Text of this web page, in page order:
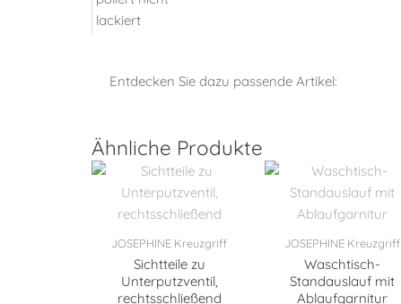
Entdecken Sie dazu passende Artikel:
Ähnliche Produkte
JOSEPHINE Kreuzgriff
Sichtteile zu
Unterputzventil,
rechtsschließend
JOSEPHINE Kreuzgriff
Waschtisch-
Standauslauf mit
Ablaufgarnitur